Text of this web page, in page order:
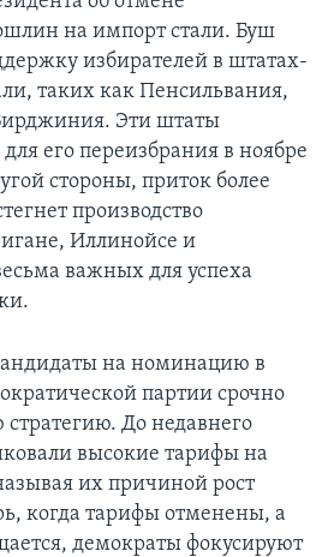
на импорт стали. Буш
избирателей в штатах-
таких как Пенсильвания,
Эти штаты
его переизбрания в ноябре
стороны, приток более
производство
Иллинойсе и
важных для успеха
на номинацию в
партии срочно
До недавнего
высокие тарифы на
их причиной рост
когда тарифы отменены, а
демократы фокусируют